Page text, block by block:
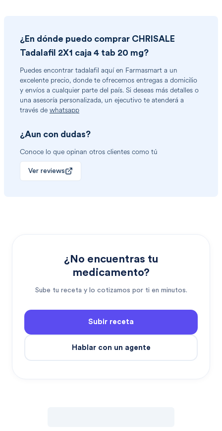
¿En dónde puedo comprar CHRISALE
Tadalafil 2X1 caja 4 tab 20 mg?
Puedes encontrar tadalafil aquí en Farmasmart a un
excelente precio, donde te ofrecemos entregas a domicilio
y envíos a cualquier parte del país. Si deseas más detalles o
una asesoría personalizada, un ejecutivo te atenderá a
través de whatsapp
¿Aun con dudas?
Conoce lo que opinan otros clientes como tú
Ver reviews
¿No encuentras tu
medicamento?
Sube tu receta y lo cotizamos por ti en minutos.
Subir receta
Hablar con un agente